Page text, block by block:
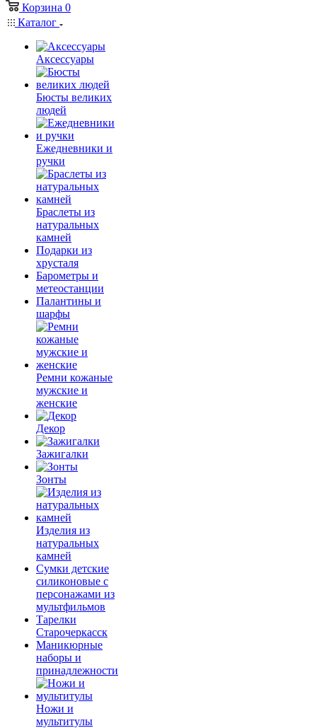
Корзина 0
Каталог
Аксессуары
Бюсты великих
людей
Ежедневники и
ручки
Браслеты из
натуральных
камней
Подарки из
хрусталя
Барометры и
метеостанции
Палантины и
шарфы
Ремни кожаные
мужские и
женские
Декор
Зажигалки
Зонты
Изделия из
натуральных
камней
Сумки детские
силиконовые с
персонажами из
мультфильмов
Тарелки
Старочеркасск
Маникюрные
наборы и
принадлежности
Ножи и
мультитулы